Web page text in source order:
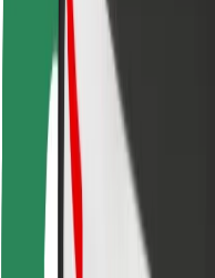
Lokacije
Gradska rješenja
Zračne luke
Bolt stanice za
Podrška
Za korisnike